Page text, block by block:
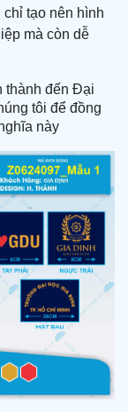
tạo nên hình
mà còn dễ
thành đến Đại
tôi để đồng
này